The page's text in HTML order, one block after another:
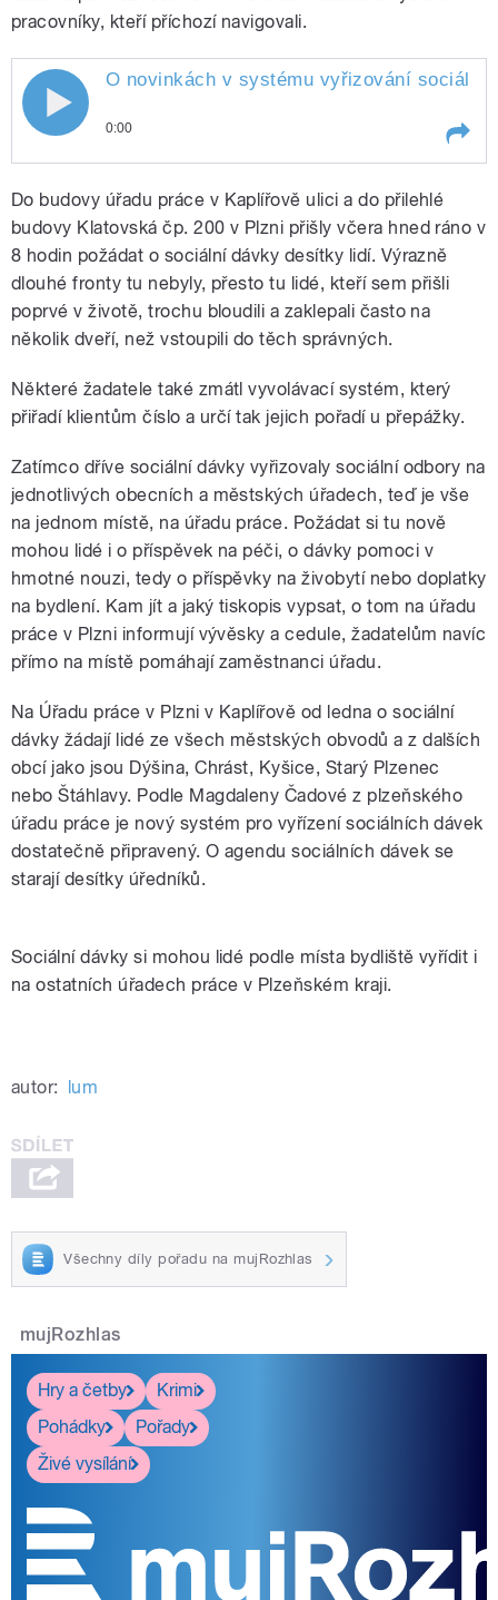
pracovníky, kteří příchozí navigovali.
pause
O novinkách v systému vyřizování
0:00
sociálních dávek natáčel Lukáš
Do budovy úřadu práce v Kaplířově ulici a do přilehlé
budovy Klatovská čp. 200 v Plzni přišly včera hned ráno v
8 hodin požádat o sociální dávky desítky lidí. Výrazně
dlouhé fronty tu nebyly, přesto tu lidé, kteří sem přišli
poprvé v životě, trochu bloudili a zaklepali často na
několik dveří, než vstoupili do těch správných.
Některé žadatele také zmátl vyvolávací systém, který
přiřadí klientům číslo a určí tak jejich pořadí u přepážky.
Zatímco dříve sociální dávky vyřizovaly sociální odbory na
jednotlivých obecních a městských úřadech, teď je vše
na jednom místě, na úřadu práce. Požádat si tu nově
mohou lidé i o příspěvek na péči, o dávky pomoci v
hmotné nouzi, tedy o příspěvky na živobytí nebo doplatky
na bydlení. Kam jít a jaký tiskopis vypsat, o tom na úřadu
práce v Plzni informují vývěsky a cedule, žadatelům navíc
přímo na místě pomáhají zaměstnanci úřadu.
Na Úřadu práce v Plzni v Kaplířově od ledna o sociální
dávky žádají lidé ze všech městských obvodů a z dalších
obcí jako jsou Dýšina, Chrást, Kyšice, Starý Plzenec
nebo Štáhlavy. Podle Magdaleny Čadové z plzeňského
úřadu práce je nový systém pro vyřízení sociálních dávek
dostatečně připravený. O agendu sociálních dávek se
starají desítky úředníků.
Sociální dávky si mohou lidé podle místa bydliště vyřídit i
na ostatních úřadech práce v Plzeňském kraji.
autor: lum
Všechny díly pořadu na mujRozhlas
mujRozhlas
Hry a četby
Krimi
Pohádky
Pořady
Živé vysílání